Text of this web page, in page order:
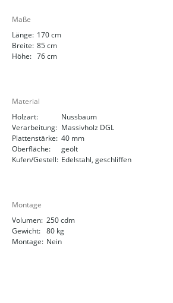
Maße
Länge: 170 cm
Breite: 85 cm
Höhe: 76 cm
Material
Holzart:
Nussbaum
Verarbeitung: Massivholz DGL
Plattenstärke: 40 mm
Oberfläche:
geölt
Kufen/Gestell: Edelstahl, geschliffen
Montage
Volumen: 250 cdm
Gewicht: 80 kg
Montage: Nein